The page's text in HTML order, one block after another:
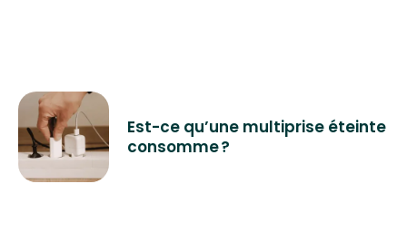
Est-ce qu’une multiprise éteinte
consomme ?